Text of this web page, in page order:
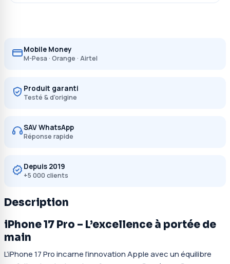
Mobile Money
M-Pesa · Orange · Airtel
Produit garanti
Testé & d'origine
SAV WhatsApp
Réponse rapide
Depuis 2019
+5 000 clients
Description
iPhone 17 Pro – L’excellence à portée de
main
L’iPhone 17 Pro incarne l’innovation Apple avec un équilibre